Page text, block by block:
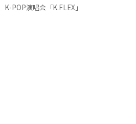
K-POP演唱会「K.FLEX」